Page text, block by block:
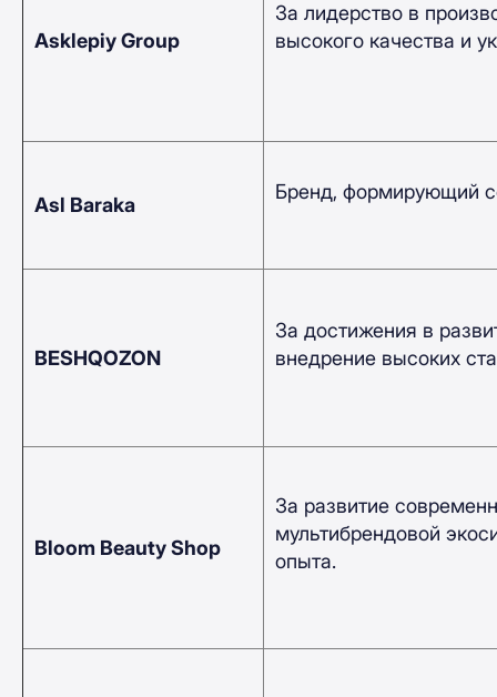
Asklepiy Group
За лидерство в
высокого качества и
Asl Baraka
Бренд, формирующий
BESHQOZON
За достижения в
внедрение высоких
Bloom Beauty Shop
За развитие
мультибрендовой
опыта.